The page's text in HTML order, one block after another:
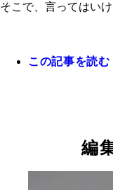
そこで、言ってはい
この記事を読む
編